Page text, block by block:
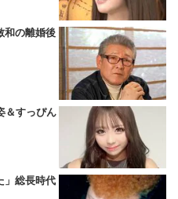
和の離婚後
＆すっぴん
」総長時代